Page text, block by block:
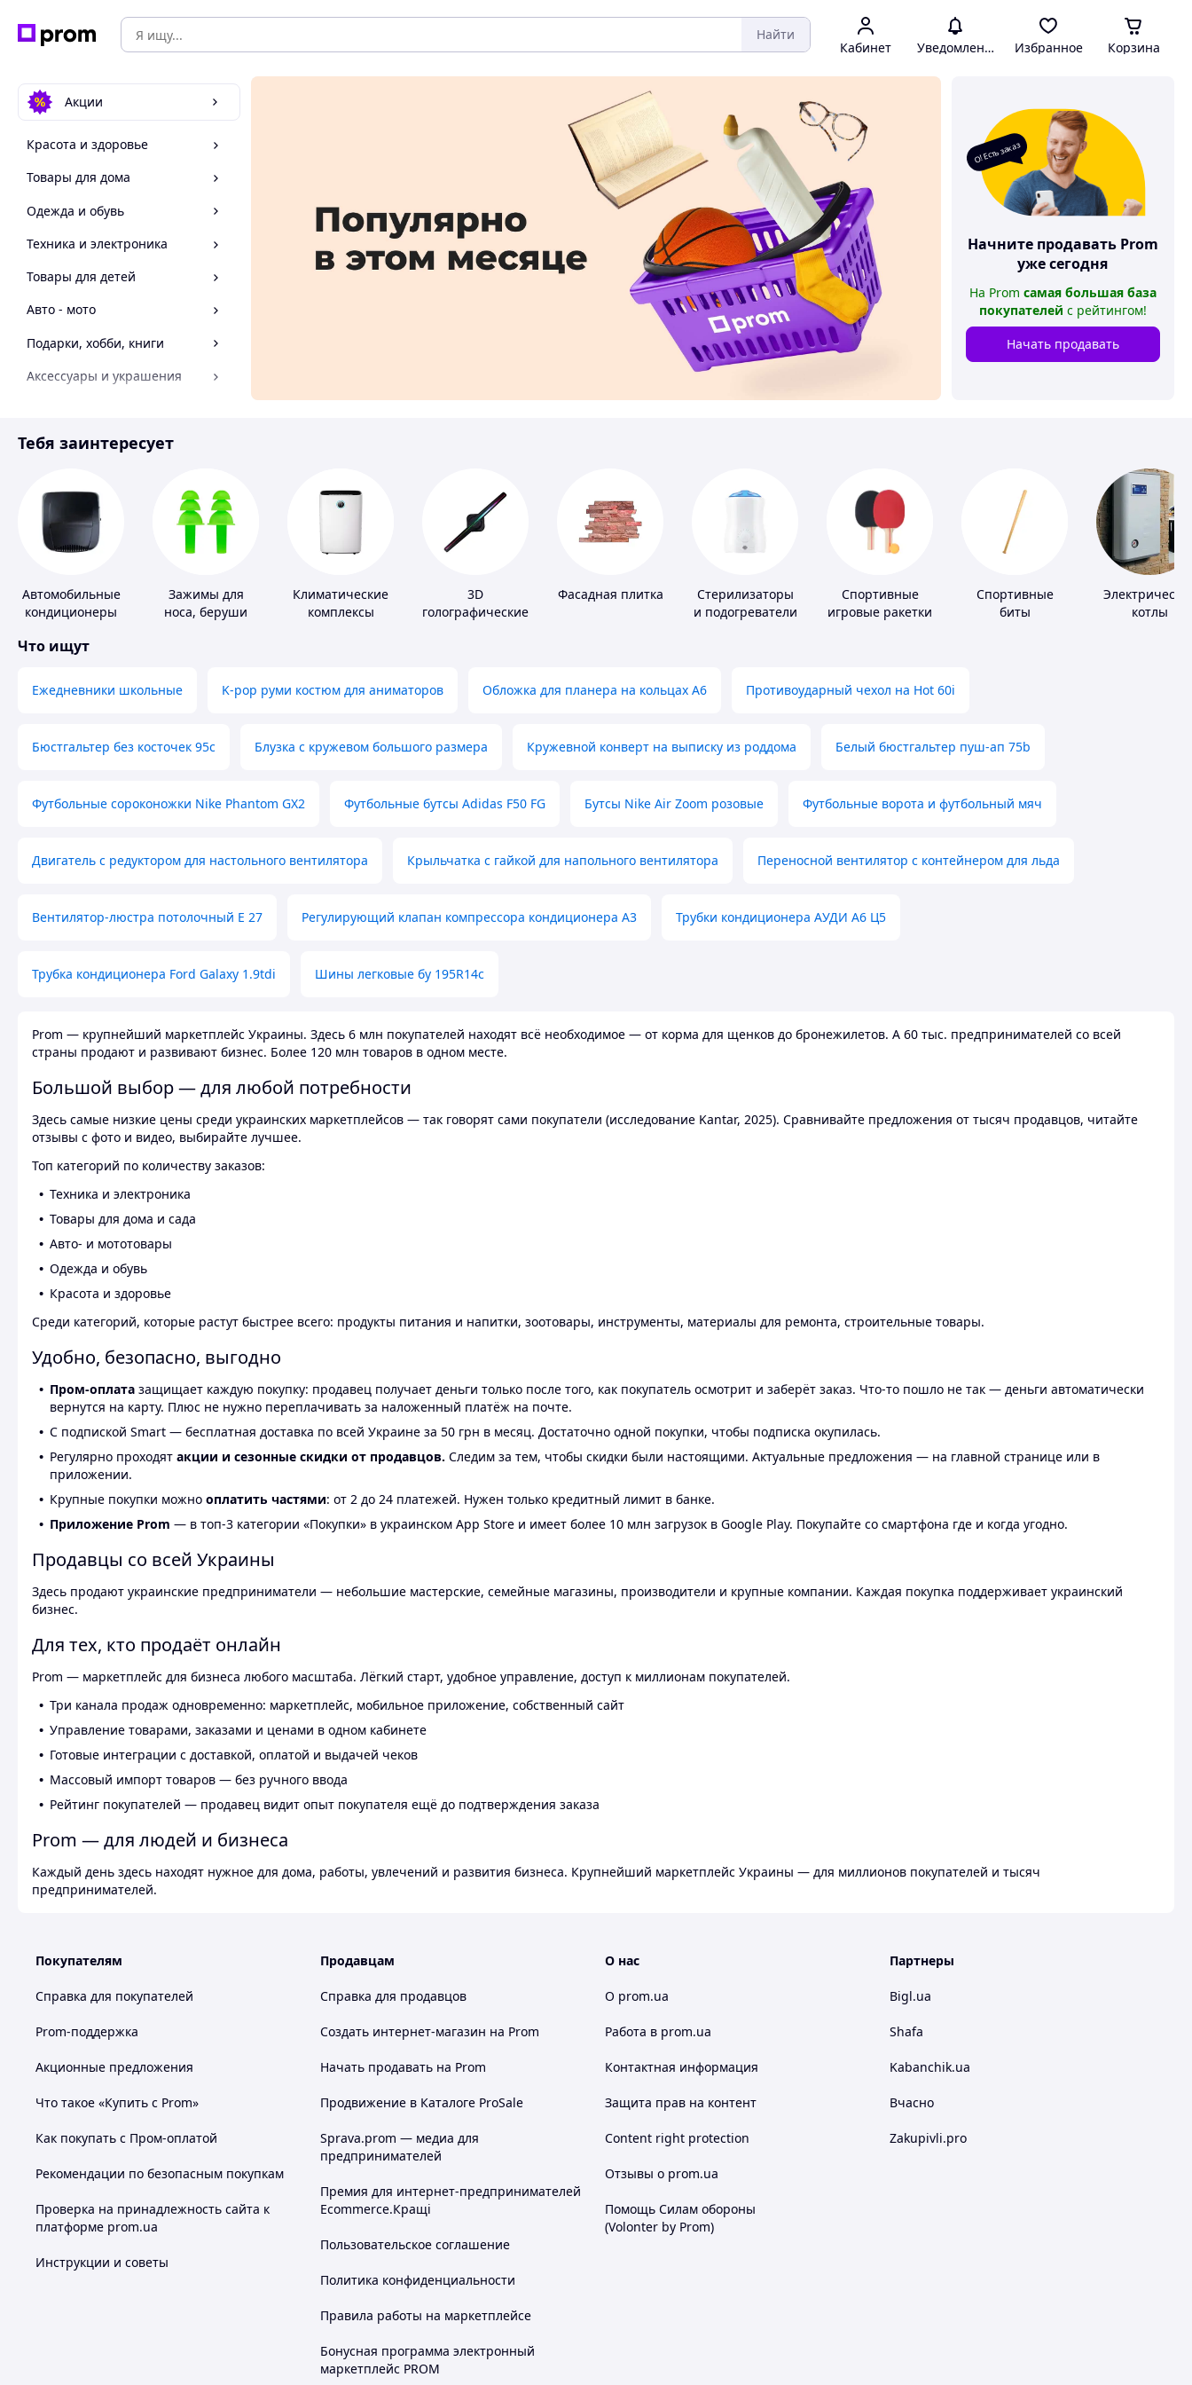
Найти
Кабинет Уведомления Избранное Корзина
Акции
Красота и здоровье
Товары для дома
Одежда и обувь
Техника и электроника
Товары для детей
Авто - мото
Подарки, хобби, книги
Аксессуары и украшения
Спорт и отдых
О! Есть заказ
Начните продавать Prom
уже сегодня
На Prom самая большая база
покупателей с рейтингом!
Начать продавать
Тебя заинтересует
Автомобильные
кондиционеры
Зажимы для
носа, беруши
Климатические
комплексы
3D
голографические
Фасадная плитка
Стерилизаторы
и подогреватели
Спортивные
игровые ракетки
Спортивные
биты
котлы
Что ищут
Ежедневники школьные K-pop руми костюм для аниматоров Обложка для планера на кольцах А6 Противоударный чехол на Hot 60i
Бюстгальтер без косточек 95с Блузка с кружевом большого размера Кружевной конверт на выписку из роддома Белый бюстгальтер пуш-ап 75b
Футбольные сороконожки Nike Phantom GX2 Футбольные бутсы Adidas F50 FG Бутсы Nike Air Zoom розовые Футбольные ворота и футбольный мяч
Двигатель с редуктором для настольного вентилятора Крыльчатка с гайкой для напольного вентилятора Переносной вентилятор с контейнером для льда
Вентилятор-люстра потолочный E 27 Регулирующий клапан компрессора кондиционера А3 Трубки кондиционера АУДИ А6 Ц5
Трубка кондиционера Ford Galaxy 1.9tdi Шины легковые бу 195R14c
Prom — крупнейший маркетплейс Украины. Здесь 6 млн покупателей находят всё необходимое — от корма для щенков до бронежилетов. А 60 тыс. предпринимателей со всей
страны продают и развивают бизнес. Более 120 млн товаров в одном месте.
Большой выбор — для любой потребности
Здесь самые низкие цены среди украинских маркетплейсов — так говорят сами покупатели (исследование Kantar, 2025). Сравнивайте предложения от тысяч продавцов, читайте
отзывы с фото и видео, выбирайте лучшее.
Топ категорий по количеству заказов:
Техника и электроника
Товары для дома и сада
Авто- и мототовары
Одежда и обувь
Красота и здоровье
Среди категорий, которые растут быстрее всего: продукты питания и напитки, зоотовары, инструменты, материалы для ремонта, строительные товары.
Удобно, безопасно, выгодно
Пром-оплата защищает каждую покупку: продавец получает деньги только после того, как покупатель осмотрит и заберёт заказ. Что-то пошло не так — деньги автоматически
вернутся на карту. Плюс не нужно переплачивать за наложенный платёж на почте.
С подпиской Smart — бесплатная доставка по всей Украине за 50 грн в месяц. Достаточно одной покупки, чтобы подписка окупилась.
Регулярно проходят акции и сезонные скидки от продавцов. Следим за тем, чтобы скидки были настоящими. Актуальные предложения — на главной странице или в
приложении.
Крупные покупки можно оплатить частями: от 2 до 24 платежей. Нужен только кредитный лимит в банке.
Приложение Prom — в топ-3 категории «Покупки» в украинском App Store и имеет более 10 млн загрузок в Google Play. Покупайте со смартфона где и когда угодно.
Продавцы со всей Украины
Здесь продают украинские предприниматели — небольшие мастерские, семейные магазины, производители и крупные компании. Каждая покупка поддерживает украинский
бизнес.
Для тех, кто продаёт онлайн
Prom — маркетплейс для бизнеса любого масштаба. Лёгкий старт, удобное управление, доступ к миллионам покупателей.
Три канала продаж одновременно: маркетплейс, мобильное приложение, собственный сайт
Управление товарами, заказами и ценами в одном кабинете
Готовые интеграции с доставкой, оплатой и выдачей чеков
Массовый импорт товаров — без ручного ввода
Рейтинг покупателей — продавец видит опыт покупателя ещё до подтверждения заказа
Prom — для людей и бизнеса
Каждый день здесь находят нужное для дома, работы, увлечений и развития бизнеса. Крупнейший маркетплейс Украины — для миллионов покупателей и тысяч
предпринимателей.
Покупателям
Справка для покупателей
Prom-поддержка
Акционные предложения
Что такое «Купить с Prom»
Как покупать с Пром-оплатой
Рекомендации по безопасным покупкам
Проверка на принадлежность сайта к
платформе prom.ua
Инструкции и советы
Продавцам
Справка для продавцов
Создать интернет-магазин на Prom
Начать продавать на Prom
Продвижение в Каталоге ProSale
Sprava.prom — медиа для
предпринимателей
Премия для интернет-предпринимателей
Ecommerce.Кращі
Пользовательское соглашение
Политика конфиденциальности
Правила работы на маркетплейсе
Бонусная программа электронный
маркетплейс PROM
О нас
О prom.ua
Работа в prom.ua
Контактная информация
Защита прав на контент
Content right protection
Отзывы о prom.ua
Помощь Силам обороны
(Volonter by Prom)
Партнеры
Bigl.ua
Shafa
Kabanchik.ua
Вчасно
Zakupivli.pro